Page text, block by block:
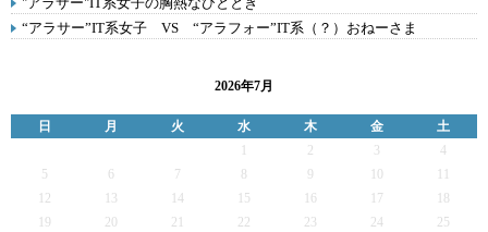
“アラサー”IT系女子 VS “アラフォー”IT系（？）おねーさま
2026年7月
日 月 火 水 木 金
土
2 3
4
5
6 7 9
12
13 14 15 16 17
19
20 21 22 23 24
25